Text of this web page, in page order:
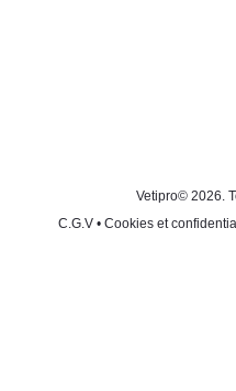
Vetipro© 2026.
C.G.V • Cookies et